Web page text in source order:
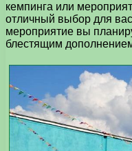
кемпинга или
отличный выбор для
мероприятие вы
блестящим